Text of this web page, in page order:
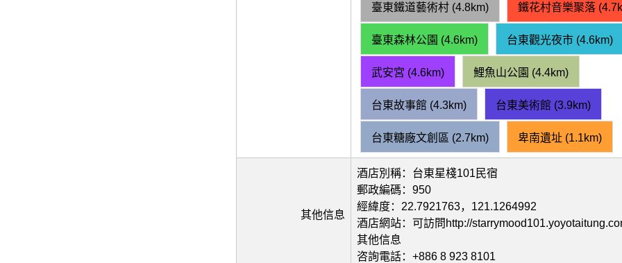
臺東鐵道藝術村 (4.8km) 鐵花村音樂聚落
臺東森林公園 (4.6km) 台東觀光夜市 (4.6km)
武安宮 (4.6km) 鯉魚山公園 (4.4km)
台東故事館 (4.3km) 台東美術館 (3.9km)
台東糖廠文創區 (2.7km) 卑南遺址 (1.1km)
其他信息
酒店別稱：台東星棧101民宿
郵政編碼：950
經緯度：22.7921763，121.1264992
酒店網站：可訪問http://
其他信息
咨詢電話：+886 8 923 8101